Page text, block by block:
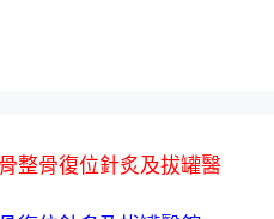
整骨復位針炙及拔罐醫